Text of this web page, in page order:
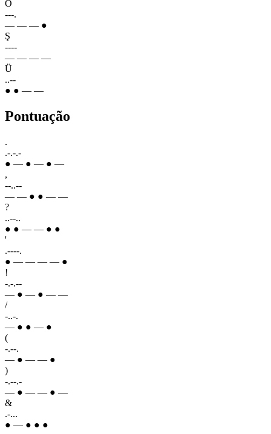
Ö
---.
— — — ●
Ş
----
— — — —
Ü
..--
● ● — —
Pontuação
.
.-.-.-
● — ● — ● —
,
--..--
— — ● ● — —
?
..--..
● ● — — ● ●
'
.----.
● — — — — ●
!
-.-.--
— ● — ● — —
/
-..-.
— ● ● — ●
(
-.--.
— ● — — ●
)
-.--.-
— ● — — ● —
&
.-...
● — ● ● ●